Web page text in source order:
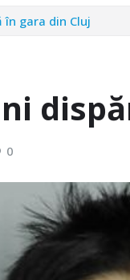
gara din Cluj
0